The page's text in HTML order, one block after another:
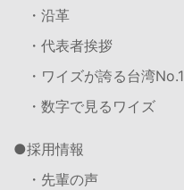
・沿革
・代表者挨拶
・ワイズが誇る台湾No.1
・数字で見るワイズ
採用情報
・先輩の声